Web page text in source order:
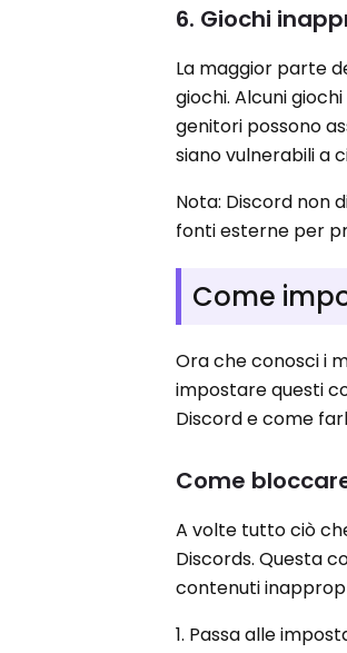
6. Giochi
La maggior parte
giochi. Alcuni
genitori possono
siano vulnerabili a
Nota: Discord non
fonti esterne per
Come
Ora che conosci i
impostare questi
Discord e come
Come
A volte tutto ciò
Discords. Questa
contenuti
1. Passa alle